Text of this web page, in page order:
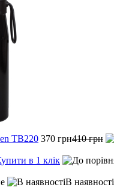
TB220 370 грн410 грн
в 1 клік
В наявності